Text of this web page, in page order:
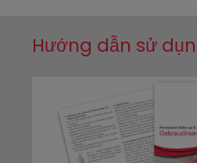
Hướng dẫn sử